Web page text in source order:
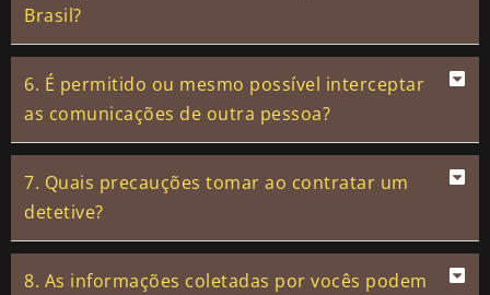
Brasil?
6. É permitido ou mesmo possível interceptar
as comunicações de outra pessoa?
7. Quais precauções tomar ao contratar um
detetive?
8. As informações coletadas por vocês podem